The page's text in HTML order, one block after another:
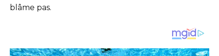
blâme pas.